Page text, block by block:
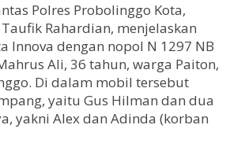
Polres Probolinggo Kota,
Rahardian, menjelaskan
Innova dengan nopol N 1297 NB
Ali, 36 tahun, warga Paiton,
Di dalam mobil tersebut
yaitu Gus Hilman dan dua
yakni Alex dan Adinda (korban